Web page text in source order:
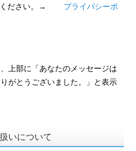
ださい。→
プライバシーポ
上部に「あなたのメッセージは
がとうございました。」と表示
いについて